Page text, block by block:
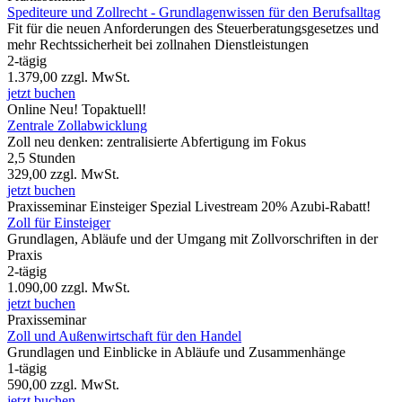
Spediteure und Zollrecht - Grundlagenwissen für den Berufsalltag
Fit für die neuen Anforderungen des Steuerberatungsgesetzes und
mehr Rechtssicherheit bei zollnahen Dienstleistungen
2-tägig
1.379,00 zzgl. MwSt.
jetzt buchen
Online Neu! Topaktuell!
Zentrale Zollabwicklung
Zoll neu denken: zentralisierte Abfertigung im Fokus
2,5 Stunden
329,00 zzgl. MwSt.
jetzt buchen
Praxisseminar Einsteiger Spezial Livestream 20% Azubi-Rabatt!
Zoll für Einsteiger
Grundlagen, Abläufe und der Umgang mit Zollvorschriften in der
Praxis
2-tägig
1.090,00 zzgl. MwSt.
jetzt buchen
Praxisseminar
Zoll und Außenwirtschaft für den Handel
Grundlagen und Einblicke in Abläufe und Zusammenhänge
1-tägig
590,00 zzgl. MwSt.